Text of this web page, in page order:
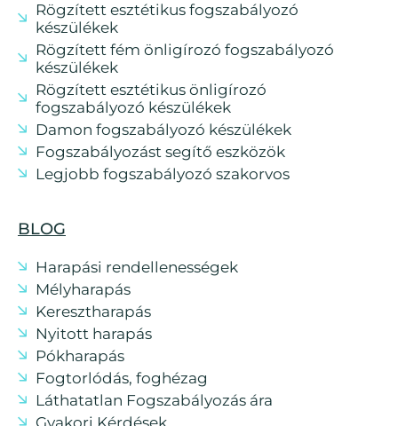
Rögzített esztétikus fogszabályozó
készülékek
Rögzített fém önligírozó fogszabályozó
készülékek
Rögzített esztétikus önligírozó
fogszabályozó készülékek
Damon fogszabályozó készülékek
Fogszabályozást segítő eszközök
Legjobb fogszabályozó szakorvos
BLOG
Harapási rendellenességek
Mélyharapás
Keresztharapás
Nyitott harapás
Pókharapás
Fogtorlódás, foghézag
Láthatatlan Fogszabályozás ára